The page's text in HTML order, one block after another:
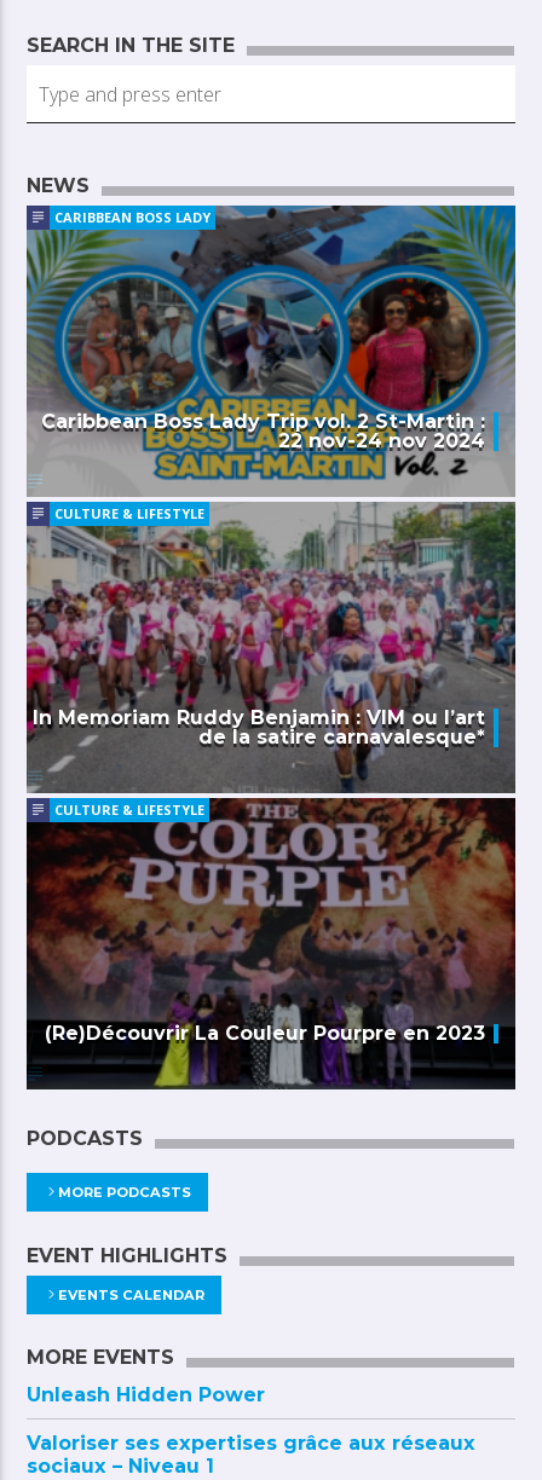
SEARCH IN THE SITE
NEWS
CARIBBEAN BOSS LADY
Caribbean Boss Lady Trip vol. 2 St-Martin :
22 nov-24 nov 2024
CULTURE & LIFESTYLE
In Memoriam Ruddy Benjamin : VIM ou l’art
de la satire carnavalesque*
CULTURE & LIFESTYLE
(Re)Découvrir La Couleur Pourpre en 2023
PODCASTS
MORE PODCASTS
EVENT HIGHLIGHTS
EVENTS CALENDAR
MORE EVENTS
Unleash Hidden Power
Valoriser ses expertises grâce aux réseaux
sociaux – Niveau 1